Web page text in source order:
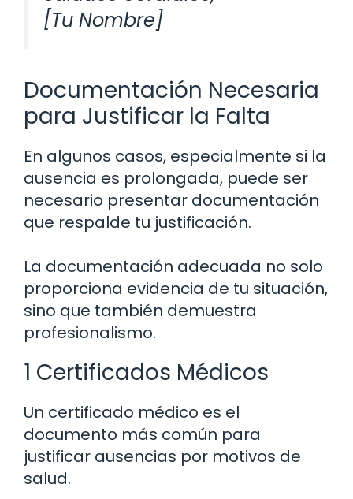
[Tu Nombre]
Documentación Necesaria
para Justificar la Falta
En algunos casos, especialmente si la
ausencia es prolongada, puede ser
necesario presentar documentación
que respalde tu justificación.
La documentación adecuada no solo
proporciona evidencia de tu situación,
sino que también demuestra
profesionalismo.
1 Certificados Médicos
Un certificado médico es el
documento más común para
justificar ausencias por motivos de
salud.